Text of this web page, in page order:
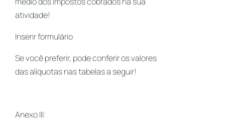
atividade!
Inserir formulário
Se você preferir, pode conferir os valores
das alíquotas nas tabelas a seguir!
Anexo III: